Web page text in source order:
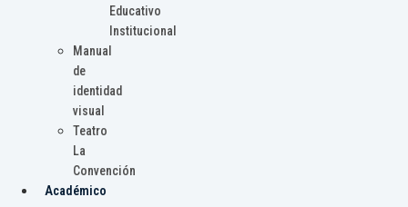
Educativo
Institucional
Manual
de
identidad
visual
Teatro
La
Convención
Académico